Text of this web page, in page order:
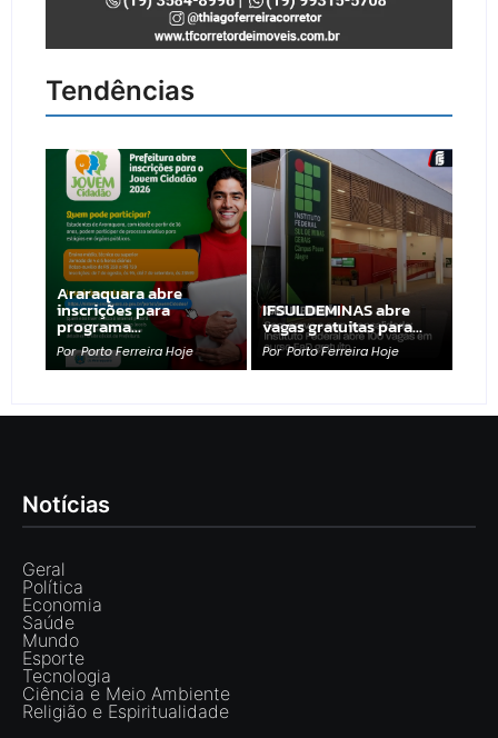
Tendências
Araraquara abre
inscrições para
programa…
Por Porto Ferreira Hoje
IFSULDEMINAS abre
vagas gratuitas para…
Por Porto Ferreira Hoje
Notícias
Geral
Política
Economia
Saúde
Mundo
Esporte
Tecnologia
Ciência e Meio Ambiente
Religião e Espiritualidade